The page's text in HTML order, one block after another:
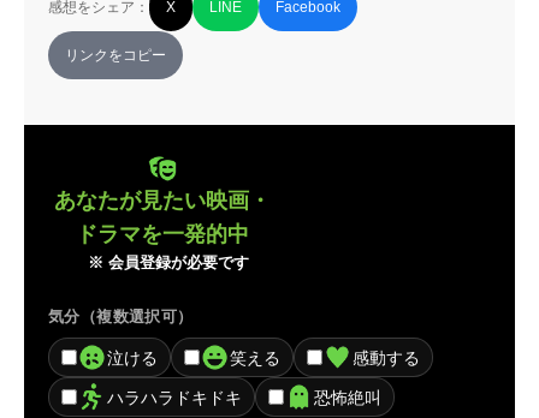
感想をシェア： X LINE Facebook
リンクをコピー
あなたが見たい映画・
ドラマを一発的中
※ 会員登録が必要です
気分（複数選択可）
泣ける 笑える
感動する
ハラハラドキドキ
恐怖絶叫